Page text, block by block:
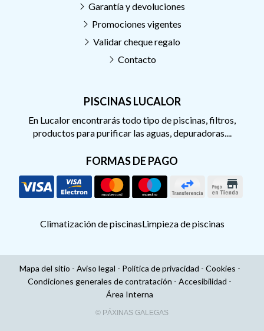
PISCINAS LUCALOR
En Lucalor encontrarás todo tipo de piscinas, filtros,
productos para purificar las aguas, depuradoras....
FORMAS DE PAGO
Garantía y devoluciones
Promociones vigentes
Validar cheque regalo
Contacto
Climatización de piscinasLimpieza de piscinas
Mapa del sitio - Aviso legal - Política de privacidad - Cookies -
Condiciones generales de contratación - Accesibilidad -
Área Interna
© PÁXINAS GALEGAS